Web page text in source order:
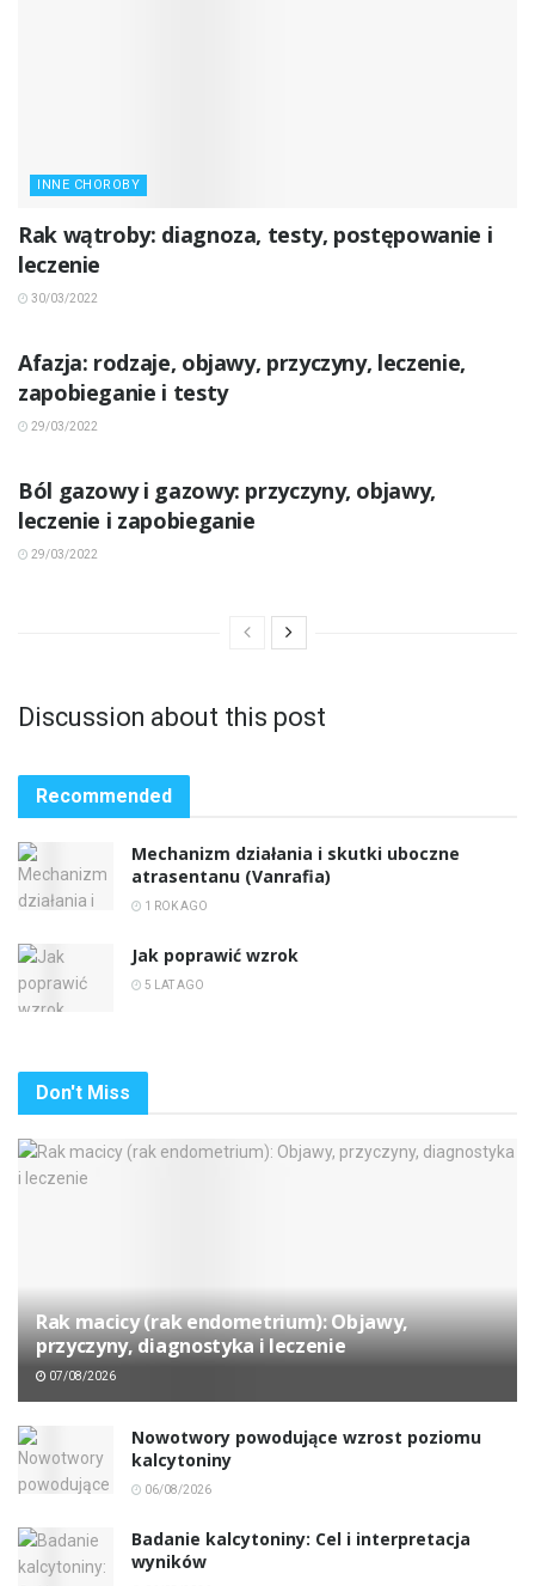
INNE CHOROBY
Rak wątroby: diagnoza, testy, postępowanie i
leczenie
30/03/2022
Afazja: rodzaje, objawy, przyczyny, leczenie,
zapobieganie i testy
29/03/2022
Ból gazowy i gazowy: przyczyny, objawy,
leczenie i zapobieganie
29/03/2022
Discussion about this post
Recommended
Mechanizm działania i skutki uboczne
atrasentanu (Vanrafia)
1 ROK AGO
Jak poprawić wzrok
5 LAT AGO
Don't Miss
Rak macicy (rak endometrium): Objawy,
przyczyny, diagnostyka i leczenie
07/08/2026
Nowotwory powodujące wzrost poziomu
kalcytoniny
06/08/2026
Badanie kalcytoniny: Cel i interpretacja
wyników